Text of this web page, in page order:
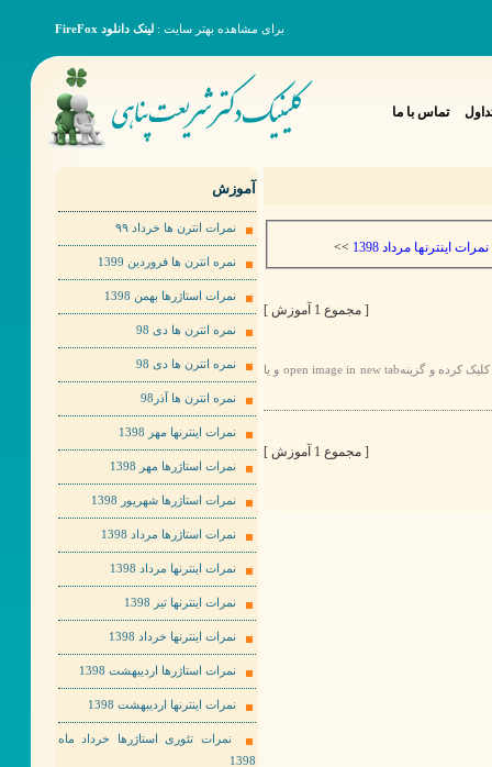
برای مشاهده بهتر سایت : لینک دانلود FireFox
تماس با ما
نمرات اینترنها مرداد 1398 >>
[ مجموع 1 آموزش ]
برای مشاهده عکس ها به صورت بهتر لطفا روی عکس مورد نظر راست کلیک کرده و گزینهopen image in new tab و یا
[ مجموع 1 آموزش ]
آموزش
نمرات انترن ها خرداد ٩٩
نمره انترن ها فروردین 1399
نمرات استاژرها بهمن 1398
نمره انترن ها دی 98
نمره انترن ها دی 98
نمره انترن ها آذر98
نمرات اینترنها مهر 1398
نمرات استاژرها مهر 1398
نمرات استاژرها شهریور 1398
نمرات استاژرها مرداد 1398
نمرات اینترنها مرداد 1398
نمرات اینترنها تیر 1398
نمرات اینترنها خرداد 1398
نمرات استاژرها اردیبهشت 1398
نمرات اینترنها اردیبهشت 1398
نمرات تئوری استاژرها خرداد ماه
1398